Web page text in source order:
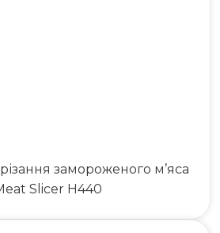
замороженого м’яса
Slicer H440